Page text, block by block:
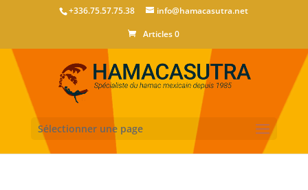
+336.75.57.75.38
info@hamacasutra.net
Articles 0
Sélectionner une page